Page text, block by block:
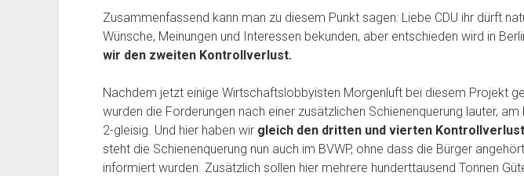
Zusammenfassend kann man zu diesem Punkt sagen: Liebe CDU ihr dürft
Wünsche, Meinungen und Interessen bekunden, aber entschieden wird in
wir den zweiten Kontrollverlust.
Nachdem jetzt einige Wirtschaftslobbyisten Morgenluft bei diesem Projekt
wurden die Forderungen nach einer zusätzlichen Schienenquerung lauter, am
2-gleisig. Und hier haben wir gleich den dritten und vierten Kontrollverlust
steht die Schienenquerung nun auch im BVWP, ohne dass die Bürger
informiert wurden. Zusätzlich sollen hier mehrere hunderttausend Tonnen